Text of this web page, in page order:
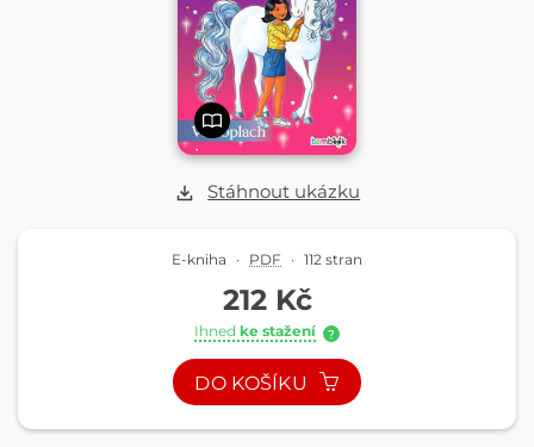
Stáhnout ukázku
E-kniha · PDF · 112 stran
212 Kč
Ihned ke stažení ?
DO KOŠÍKU